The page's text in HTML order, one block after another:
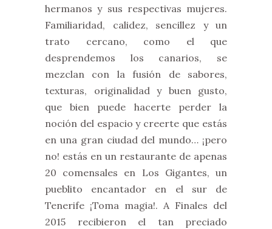
hermanos y sus respectivas mujeres.
Familiaridad, calidez, sencillez y un
trato cercano, como el que
desprendemos los canarios, se
mezclan con la fusión de sabores,
texturas, originalidad y buen gusto,
que bien puede hacerte perder la
noción del espacio y creerte que estás
en una gran ciudad del mundo… ¡pero
no! estás en un restaurante de apenas
20 comensales en Los Gigantes, un
pueblito encantador en el sur de
Tenerife ¡Toma magia!. A Finales del
2015 recibieron el tan preciado